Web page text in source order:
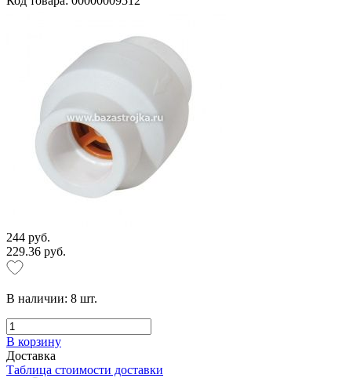
244 руб.
229.36 руб.
В наличии: 8 шт.
В корзину
Доставка
Таблица стоимости доставки